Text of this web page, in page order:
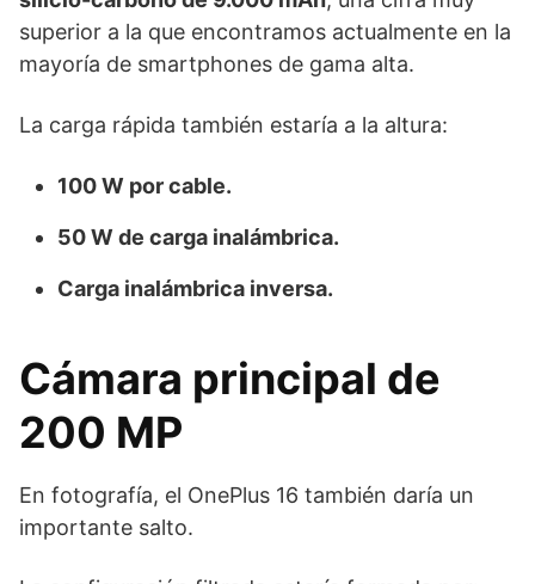
superior a la que encontramos actualmente en la
mayoría de smartphones de gama alta.
La carga rápida también estaría a la altura:
100 W por cable.
50 W de carga inalámbrica.
Carga inalámbrica inversa.
Cámara principal de
200 MP
En fotografía, el OnePlus 16 también daría un
importante salto.